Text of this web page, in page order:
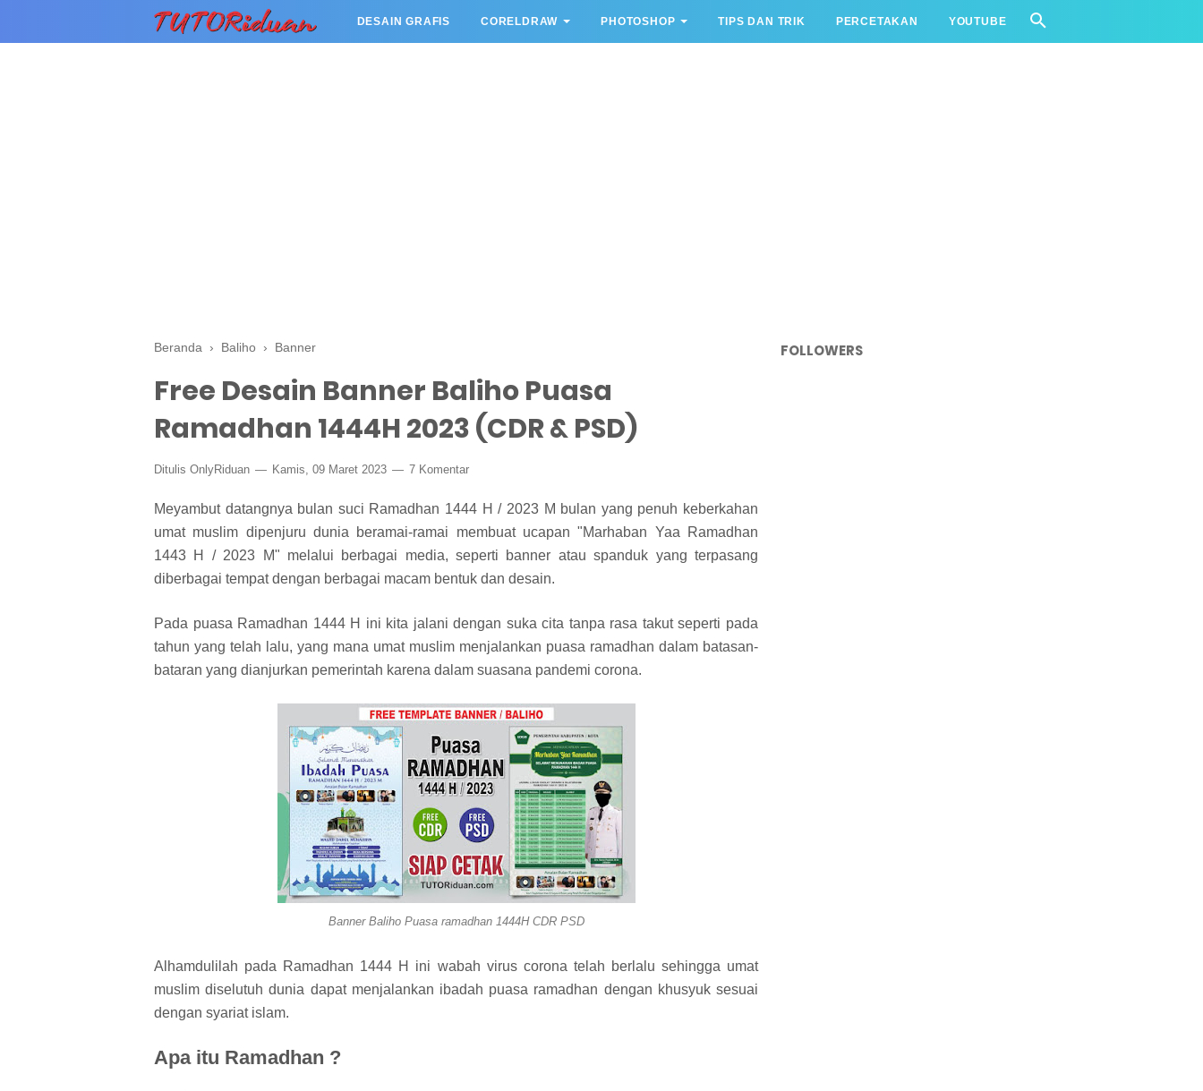
DESAIN GRAFIS CORELDRAW PHOTOSHOP TIPS DAN TRIK PERCETAKAN YOUTUBE
Beranda › Baliho › Banner
Free Desain Banner Baliho Puasa
Ramadhan 1444H 2023 (CDR & PSD)
Ditulis OnlyRiduan Kamis, 09 Maret 2023 7 Komentar
Meyambut datangnya bulan suci Ramadhan 1444 H / 2023 M bulan yang penuh keberkahan
umat muslim dipenjuru dunia beramai-ramai membuat ucapan "Marhaban Yaa Ramadhan
1443 H / 2023 M" melalui berbagai media, seperti banner atau spanduk yang terpasang
diberbagai tempat dengan berbagai macam bentuk dan desain.
Pada puasa Ramadhan 1444 H ini kita jalani dengan suka cita tanpa rasa takut seperti pada
tahun yang telah lalu, yang mana umat muslim menjalankan puasa ramadhan dalam batasan-
bataran yang dianjurkan pemerintah karena dalam suasana pandemi corona.
Banner Baliho Puasa ramadhan 1444H CDR PSD
Alhamdulilah pada Ramadhan 1444 H ini wabah virus corona telah berlalu sehingga umat
muslim diselutuh dunia dapat menjalankan ibadah puasa ramadhan dengan khusyuk sesuai
dengan syariat islam.
Apa itu Ramadhan ?
FOLLOWERS